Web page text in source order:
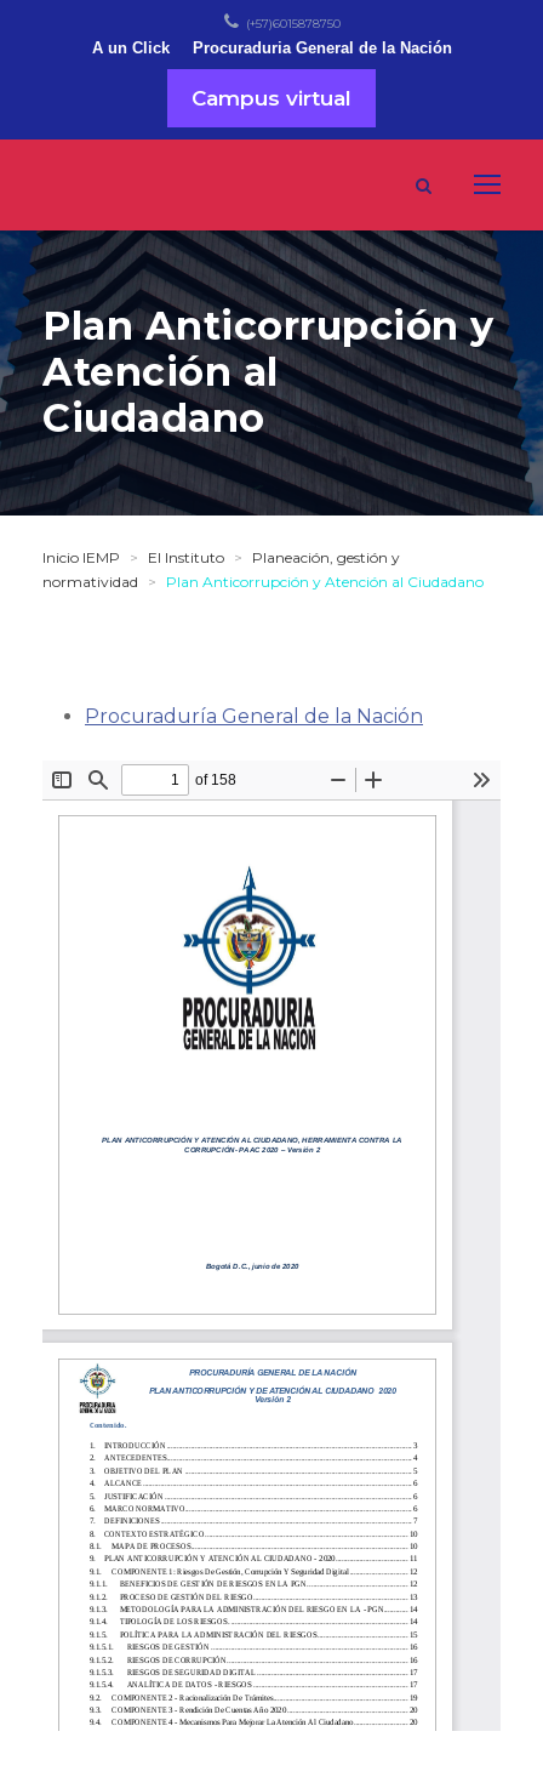
(+57)6015878750
A un Click Procuraduria General de la Nación
Campus virtual
Plan Anticorrupción y
Atención al
Ciudadano
Inicio IEMP > El Instituto >
Planeación, gestión y
normatividad
> Plan Anticorrupción y Atención al Ciudadano
Procuraduría General de la Nación